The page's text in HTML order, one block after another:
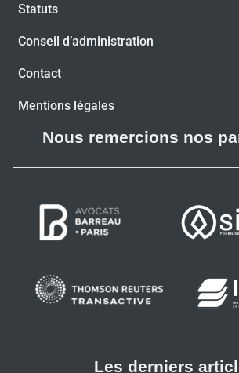
Statuts
Conseil d’administration
Contact
Mentions légales
Nous remercions nos
Les derniers